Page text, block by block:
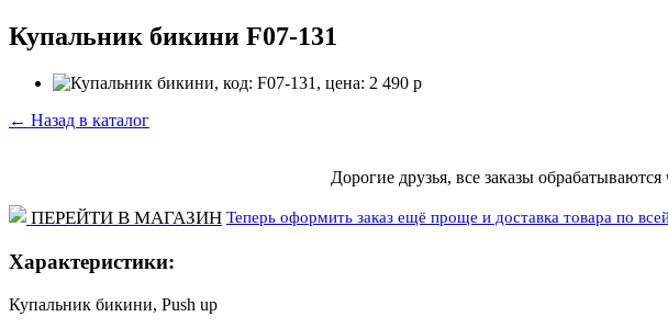
Купальник бикини F07-131
← Назад в каталог
Дорогие друзья, все заказы
ПЕРЕЙТИ В МАГАЗИН Теперь оформить заказ ещё проще и доставка товара по
Характеристики:
Купальник бикини, Push up